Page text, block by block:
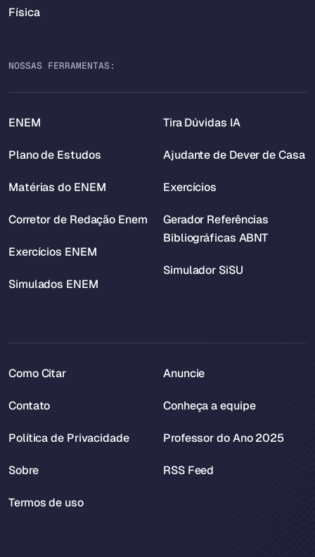
Física
NOSSAS FERRAMENTAS:
ENEM
Plano de Estudos
Matérias do ENEM
Corretor de Redação Enem
Exercícios ENEM
Simulados ENEM
Tira Dúvidas IA
Ajudante de Dever de Casa
Exercícios
Gerador Referências
Bibliográficas ABNT
Simulador SiSU
Como Citar
Contato
Política de Privacidade
Sobre
Termos de uso
Anuncie
Conheça a equipe
Professor do Ano 2025
RSS Feed